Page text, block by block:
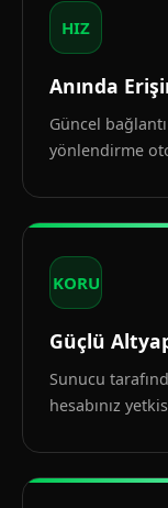
HIZ
Anında
Güncel
yönlendirme
KORU
Güçlü
Sunucu
hesabınız